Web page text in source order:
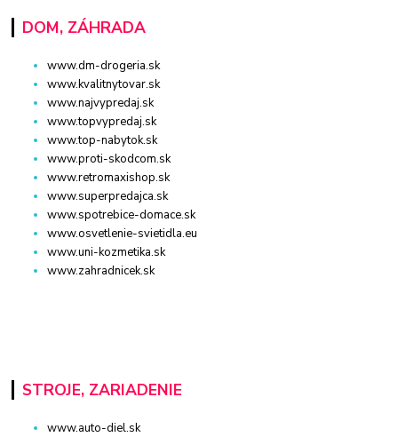
DOM, ZÁHRADA
www.dm-drogeria.sk
www.kvalitnytovar.sk
www.najvypredaj.sk
www.topvypredaj.sk
www.top-nabytok.sk
www.proti-skodcom.sk
www.retromaxishop.sk
www.superpredajca.sk
www.spotrebice-domace.sk
www.osvetlenie-svietidla.eu
www.uni-kozmetika.sk
www.zahradnicek.sk
STROJE, ZARIADENIE
www.auto-diel.sk